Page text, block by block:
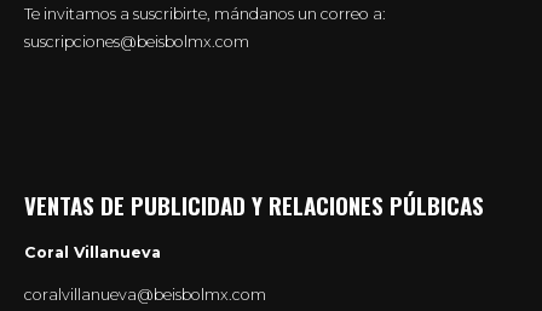
Te invitamos a suscribirte, mándanos un correo a:
suscripciones@beisbolmx.com
VENTAS DE PUBLICIDAD Y RELACIONES PÚLBICAS
Coral Villanueva
coralvillanueva@beisbolmx.com